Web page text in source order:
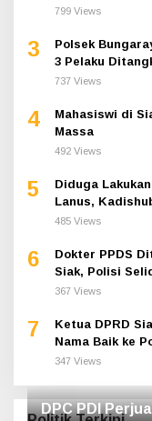
799 Views
3
Polsek
3 Pelaku
737 Views
4
Mahasiswi di
Massa
492 Views
5
Diduga
Lanus,
485 Views
6
Dokter PPDS
Siak, Polisi
367 Views
7
Ketua DPRD
Nama Baik ke
347 Views
DPC PDI